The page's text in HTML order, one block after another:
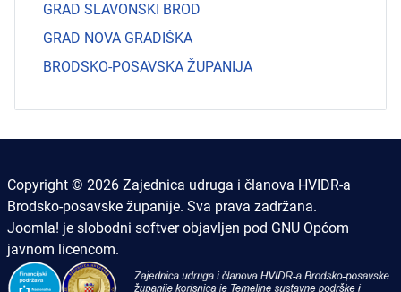
GRAD SLAVONSKI BROD
GRAD NOVA GRADIŠKA
BRODSKO-POSAVSKA ŽUPANIJA
Copyright © 2026 Zajednica udruga i članova HVIDR-a
Brodsko-posavske županije. Sva prava zadržana.
Joomla! je slobodni softver objavljen pod GNU Općom
javnom licencom.